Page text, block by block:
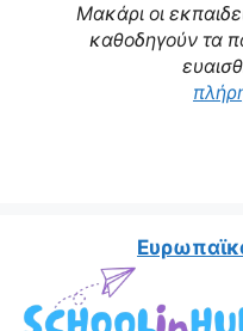
Μακάρι οι
καθοδηγούν τα